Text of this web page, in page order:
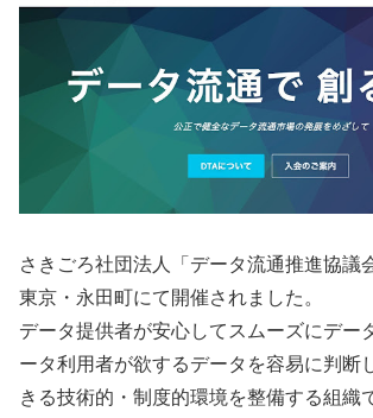
さきごろ社団法人「データ流通推進協議
東京・永田町にて開催されました。
データ提供者が安心してスムーズにデー
ータ利用者が欲するデータを容易に判断
きる技術的・制度的環境を整備する組織